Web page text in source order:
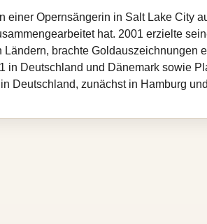
einer Opernsängerin in Salt Lake City
hat. 2001 erzielte
brachte Goldauszeichnungen
in Deutschland und Dänemark sowie
Deutschland, zunächst in Hamburg